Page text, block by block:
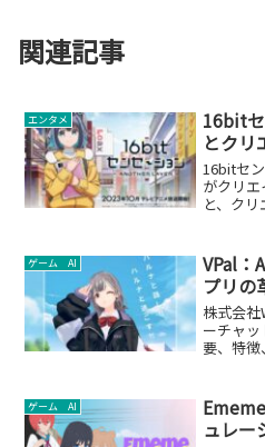
関連記事
エンタメ
16bit
とクリ
16bitセ
がクリ
と、ク
ゲーム AI
VPal：
プリの
株式会社
ーチャ
要、特
ゲーム AI
ュレー